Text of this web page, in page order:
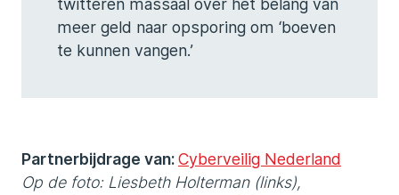
twitteren massaal over het belang van
meer geld naar opsporing om ‘boeven
te kunnen vangen.’
Partnerbijdrage van:Cyberveilig Nederland
Op de foto: Liesbeth Holterman (links),